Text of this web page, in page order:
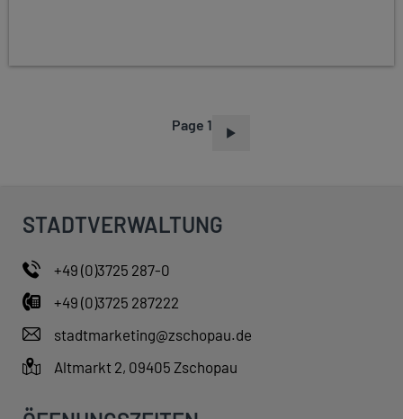
Page 1
STADTVERWALTUNG
+49 (0)3725 287-0
+49 (0)3725 287222
stadtmarketing@zschopau.de
Altmarkt 2, 09405 Zschopau